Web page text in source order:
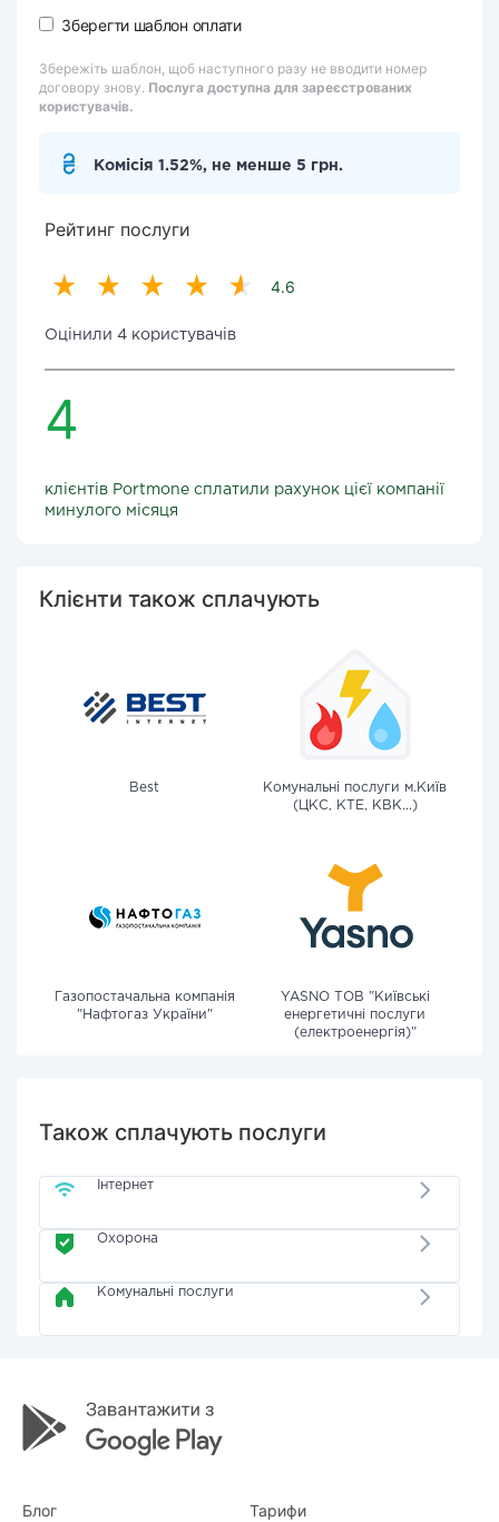
Зберегти шаблон оплати
Збережіть шаблон, щоб наступного разу не вводити номер
договору знову. Послуга доступна для зареєстрованих
користувачів.
Комісія 1.52%, не менше 5 грн.
Рейтинг послуги
4.6
Оцінили 4 користувачів
4
клієнтів Portmone сплатили рахунок цієї компанії
минулого місяця
Клієнти також сплачують
Best
Комунальні послуги м.Київ
(ЦКС, КТЕ, КВК...)
Газопостачальна компанія
"Нафтогаз України"
YASNO ТОВ "Київські
енергетичні послуги
(електроенергія)"
Також сплачують послуги
Інтернет
Охорона
Комунальні послуги
Блог Тарифи